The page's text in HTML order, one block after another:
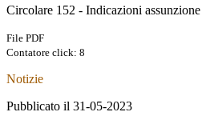
Circolare 152 - Indicazioni
File PDF
Contatore click: 8
Notizie
Pubblicato il 31-05-2023